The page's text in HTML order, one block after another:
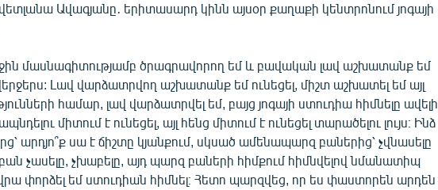
Ավագյանը․ երիտասարդ կինն այսօր քաղաքի կենտրոնում յոգայի
մասնագիտությամբ ծրագրավորող եմ և բավական լավ աշխատանք եմ
Լավ վարձատրվող աշխատանք եմ ունեցել, միշտ աշխատել եմ այլ
համար, լավ վարձատրվել եմ, բայց յոգայի ստուդիա հիմնելը ավելի
միտում է ունեցել, այլ հենց միտում է ունեցել տարածելու լույս։ Ինձ
արդյո՞ք սա է ճիշտը կյանքում, սկսած ամենապարզ բաներից՝ չվնասելը
չասելը, չխաբելը, այդ պարզ բաների հիմքում հիմնվելով նմանատիպ
փորձել եմ ստուդիան հիմնել։ Հետո պարզվեց, որ ես փաստորեն արդեն